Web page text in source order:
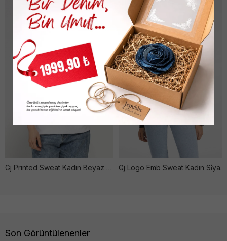
Gj Prınted Sweat Kadın Beyaz Sweatshırt Gj Logo Emb Sweat Kadın Si̇yah Sweatshırt
Son Görüntülenenler